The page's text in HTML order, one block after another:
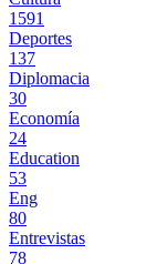
1591
Deportes
137
Diplomacia
30
Economía
24
Education
53
Eng
80
Entrevistas
78